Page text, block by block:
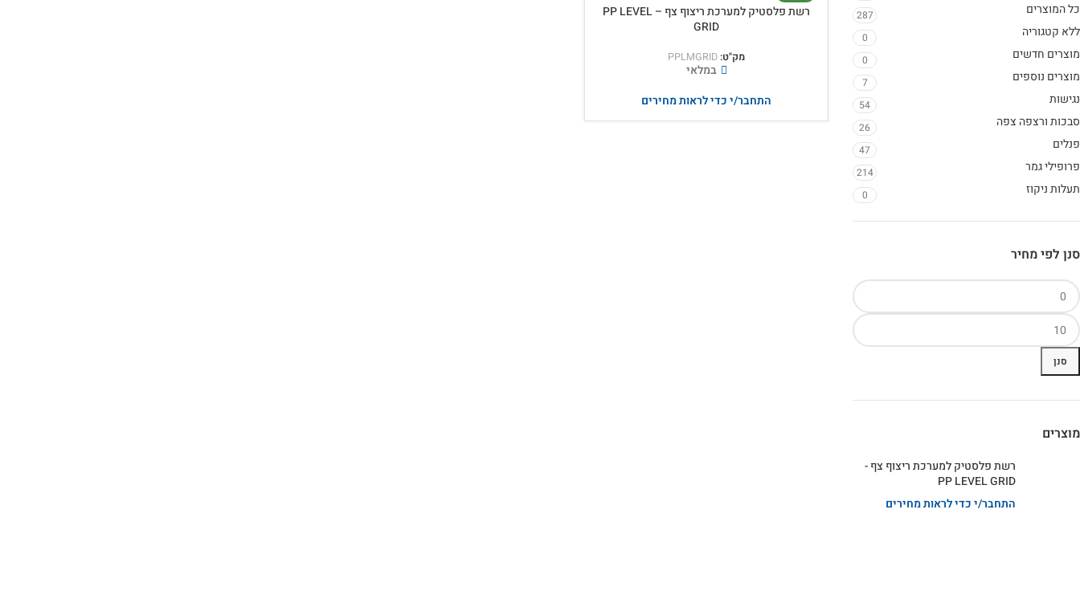
כל המוצרים 287
ללא קטגוריה 0
מוצרים חדשים 0
מוצרים נוספים 7
נגישות 54
סבכות ורצפה צפה 26
פנלים 47
פרופילי גמר 214
תעלות ניקוז 0
סנן לפי מחיר
סנן
מוצרים
רשת פלסטיק למערכת ריצוף צף -
PP LEVEL GRID
התחבר/י כדי לראות מחירים
רשת פלסטיק למערכת ריצוף צף – PP LEVEL
GRID
מק"ט: PPLMGRID
במלאי
התחבר/י כדי לראות מחירים